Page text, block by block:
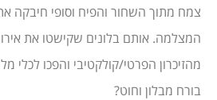
צמח מתוך השחור והפיח וסופי חיבקה
המצלמה. אותם בלונים שקישטו את
מהזיכרון הפרטי/קולקטיבי והפכו לכלי
בורח מבלון וחוט?